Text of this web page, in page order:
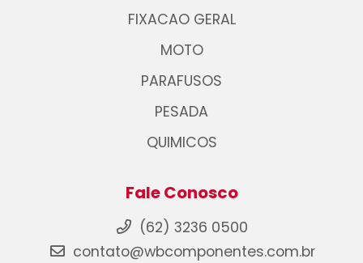
FIXACAO GERAL
MOTO
PARAFUSOS
PESADA
QUIMICOS
Fale Conosco
(62) 3236 0500
contato@wbcomponentes.com.br